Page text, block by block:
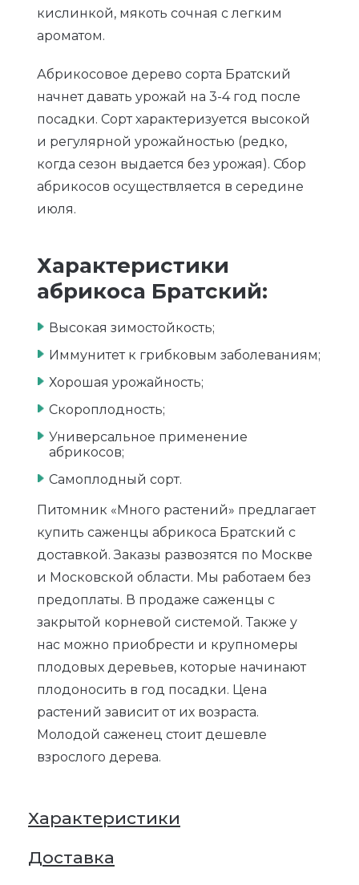
кислинкой, мякоть сочная с легким
ароматом.
Абрикосовое дерево сорта Братский
начнет давать урожай на 3-4 год после
посадки. Сорт характеризуется высокой
и регулярной урожайностью (редко,
когда сезон выдается без урожая). Сбор
абрикосов осуществляется в середине
июля.
Характеристики
абрикоса Братский:
Высокая зимостойкость;
Иммунитет к грибковым заболеваниям;
Хорошая урожайность;
Скороплодность;
Универсальное применение
абрикосов;
Самоплодный сорт.
Питомник «Много растений» предлагает
купить саженцы абрикоса Братский с
доставкой. Заказы развозятся по Москве
и Московской области. Мы работаем без
предоплаты. В продаже саженцы с
закрытой корневой системой. Также у
нас можно приобрести и крупномеры
плодовых деревьев, которые начинают
плодоносить в год посадки. Цена
растений зависит от их возраста.
Молодой саженец стоит дешевле
взрослого дерева.
Характеристики
Доставка